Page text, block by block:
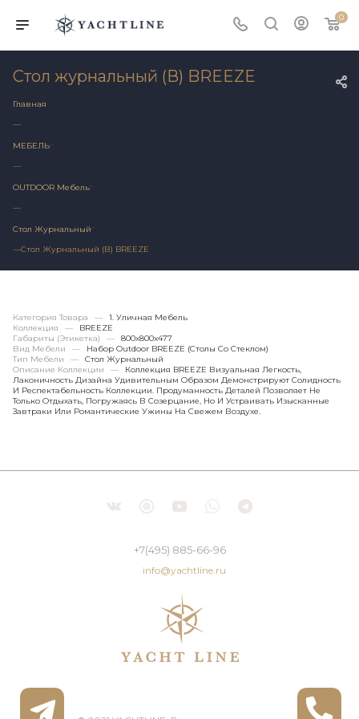
0
Стол журнальный (В) BREEZE
Главная
—
МЕБЕЛЬ
—
OUTDOOR Мебель
—
Стол Журнальный
—Стол Журнальный (В) BREEZE
Категория Товара —
1. Уличная Мебель
Коллекция
—
BREEZE
Габариты (этикетка)
—
800х800x477
Вид Мебели
—
Набор Outdoor BREEZE (столы Со Стеклом)
Тип Мебели
—
Стол Журнальный
Описание Коллекции
—
Коллекция BREEZE Визуальная Легкость,
Лаконичность Дизайна Удивительным Образом Демонстрируют Солидность
И Респектабельность Коллекции. Продуманность Деталей Позволяет Не
Только Отдыхать, Погружаясь В Созерцание, Но И Устраивать Изысканные
Завтраки Или Романтические Ужины На Свежем Воздухе.
+7(495) 885-66-96
info@yachtline.ru